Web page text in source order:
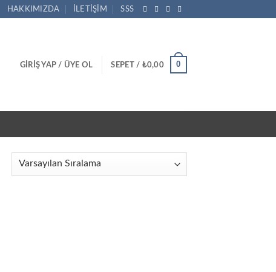
HAKKIMIZDA İLETIŞIM SSS
GIRIŞ YAP / ÜYE OL SEPET / ₺0,00 0